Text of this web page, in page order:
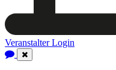
Veranstalter Login
Close
Navigation